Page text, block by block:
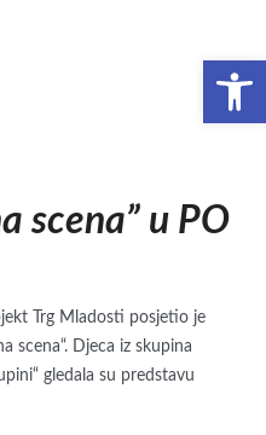
Open toolbar
scena” u PO
Trg Mladosti posjetio je
scena“. Djeca iz skupina
gledala su predstavu